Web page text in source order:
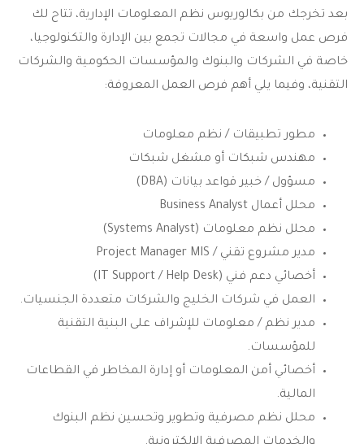
بعد تخرجك من بكالوريوس نظم المعلومات الإدارية، تتاح لك
فرص عمل واسعة في مجالات تجمع بين الإدارة والتكنولوجيا،
خاصة في الشركات والبنوك والمؤسسات الحكومية والشركات
التقنية، وفيما يلي أهم فرص العمل المعروفة:
مطور تطبيقات / نظم معلومات
مهندس شبكات أو مشغل شبكات
مسؤول / خبير قواعد بيانات (DBA)
محلل أعمال Business Analyst
محلل نظم معلومات (Systems Analyst)
مدير مشروع تقني / Project Manager MIS
أخصائي دعم فني (IT Support / Help Desk)
العمل في شركات الخليج والشركات متعددة الجنسيات.
مدير نظم / معلومات للإشراف على البنية التقنية
للمؤسسات.
أخصائي أمن المعلومات أو إدارة المخاطر في القطاعات
المالية.
محلل نظم مصرفية وتطوير وتحسين نظم البنوك